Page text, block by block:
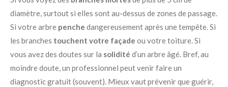
diamètre, surtout si elles sont au-dessus de zones de passage.
Si votre arbre penche dangereusement après une tempête. Si
les branches touchent votre façade ou votre toiture. Si
vous avez des doutes sur la solidité d’un arbre âgé. Bref, au
moindre doute, un professionnel peut venir faire un
diagnostic gratuit (souvent). Mieux vaut prévenir que guérir,